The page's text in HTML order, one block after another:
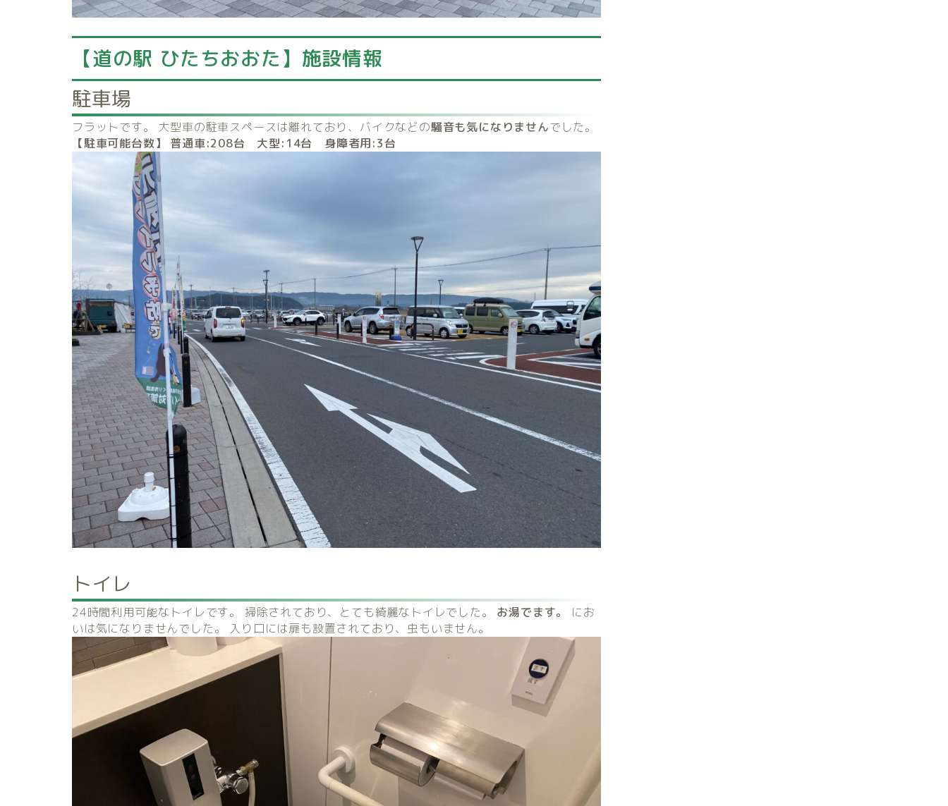
【道の駅 ひたちおおた】施設情報
駐車場
フラットです。 大型車の駐車スペースは離れており、バイクなどの騒音も気になりませんでした。
【駐車可能台数】 普通車:208台 大型:14台 身障者用:3台
トイレ
24時間利用可能なトイレです。 掃除されており、とても綺麗なトイレでした。 お湯でます。
にお
いは気になりませんでした。 入り口には扉も設置されており、虫もいません。